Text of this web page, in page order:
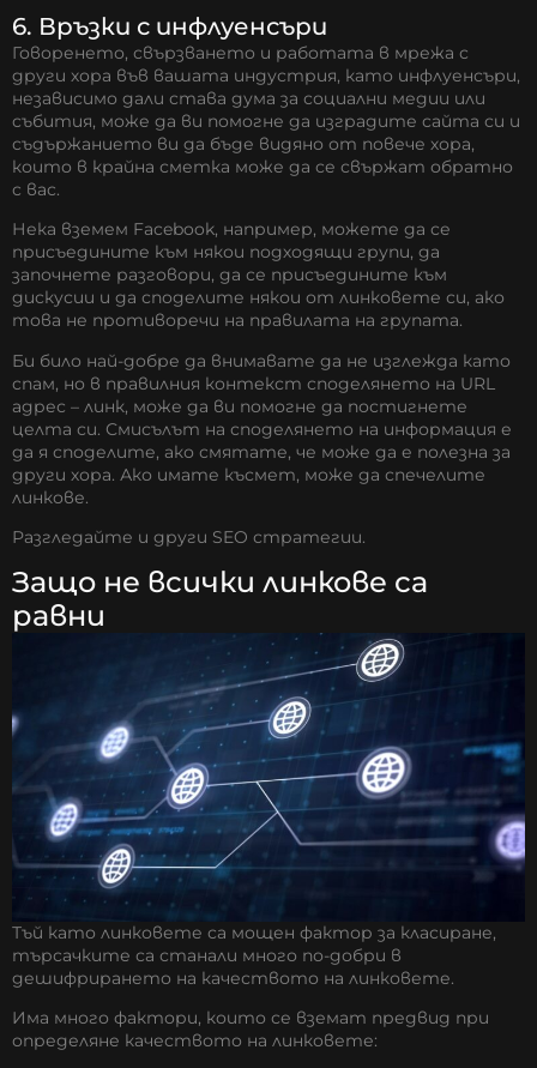
6. Връзки с инфлуенсъри
Говоренето, свързването и работата в мрежа с
други хора във вашата индустрия, като инфлуенсъри,
независимо дали става дума за социални медии или
събития, може да ви помогне да изградите сайта си и
съдържанието ви да бъде видяно от повече хора,
които в крайна сметка може да се свържат обратно
с вас.
Нека вземем Facebook, например, можете да се
присъедините към някои подходящи групи, да
започнете разговори, да се присъедините към
дискусии и да споделите някои от линковете си, ако
това не противоречи на правилата на групата.
Би било най-добре да внимавате да не изглежда като
спам, но в правилния контекст споделянето на URL
адрес – линк, може да ви помогне да постигнете
целта си. Смисълът на споделянето на информация е
да я споделите, ако смятате, че може да е полезна за
други хора. Ако имате късмет, може да спечелите
линкове.
Разгледайте и други SEO стратегии.
Защо не всички линкове са
равни
Тъй като линковете са мощен фактор за класиране,
търсачките са станали много по-добри в
дешифрирането на качеството на линковете.
Има много фактори, които се вземат предвид при
определяне качеството на линковете: